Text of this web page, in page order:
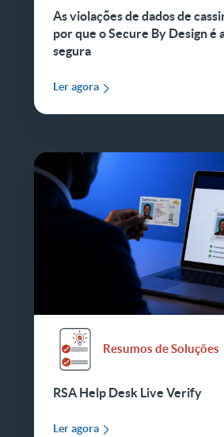
As violações de dados de
por que o Secure By Design é
segura
Ler agora
Resumos de Soluções
RSA Help Desk Live Verify
Ler agora